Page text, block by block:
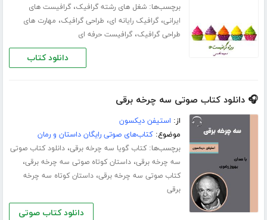
برچسب‌ها:شغل های رشته گرافیک،گرافیست های
ایرانی،گرافیک رایانه ای، طراحی گرافیک، مهارت های
طراحی گرافیک،گرافیست حرفه ای
دانلود کتاب
🎧 دانلود کتاب صوتی سه چرخه برقی
از: استیفن دیکسون
موضوع:کتاب‌های صوتی رایگان داستان و رمان
برچسب‌ها:کتاب گویا سه چرخه برقی،دانلود کتاب صوتی
سه چرخه برقی،داستان کوتاه صوتی سه چرخه برقی،
کتاب صوتی سه چرخه برقی،داستان کوتاه سه چرخه
برقی
دانلود کتاب صوتی